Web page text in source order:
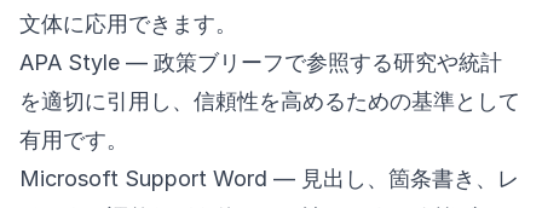
文体に応用できます。
APA Style — 政策ブリーフで参照する研究や統計
を適切に引用し、信頼性を高めるための基準として
有用です。
Microsoft Support Word — 見出し、箇条書き、レ